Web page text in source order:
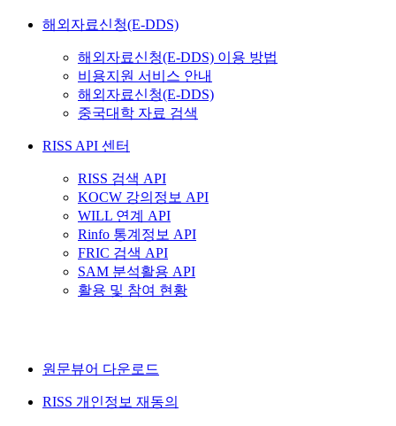
해외자료신청(E-DDS)
해외자료신청(E-DDS) 이용 방법
비용지원 서비스 안내
해외자료신청(E-DDS)
중국대학 자료 검색
RISS API 센터
RISS 검색 API
KOCW 강의정보 API
WILL 연계 API
Rinfo 통계정보 API
FRIC 검색 API
SAM 분석활용 API
활용 및 참여 현황
원문뷰어 다운로드
RISS 개인정보 재동의